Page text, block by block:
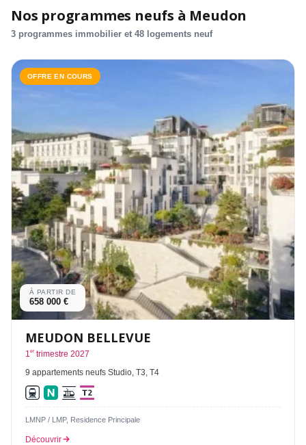
Nos programmes neufs à Meudon
3 programmes immobilier et 48 logements neuf
OFFRE EN COURS
À PARTIR DE
658 000 €
MEUDON BELLEVUE
1 ertrimestre 2027
9 appartements neufs Studio, T3, T4
LMNP / LMP, Residence Principale
Découvrir